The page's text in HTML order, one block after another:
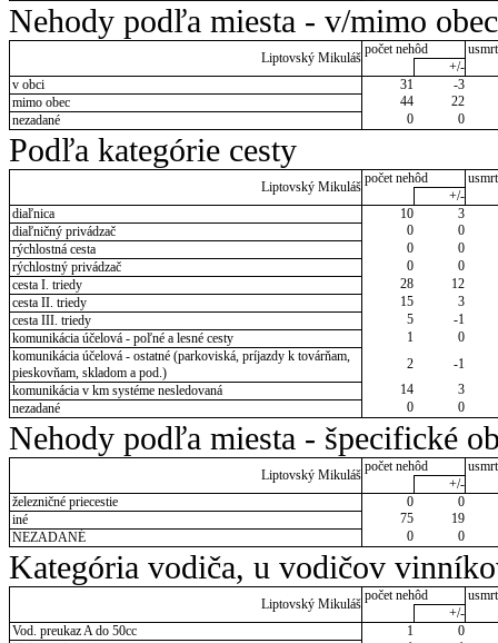
Nehody podľa miesta - v/mimo obec
Liptovský Mikuláš
počet nehôd
+/-
v obci
31
-3
mimo obec
44
22
nezadané
0 0
Podľa kategórie cesty
Liptovský Mikuláš
počet nehôd
+/-
diaľnica
10
3
diaľničný privádzač
0
0
rýchlostná cesta
0
0
rýchlostný privádzač
0
0
cesta I. triedy
28
12
cesta II. triedy
15
3
cesta III. triedy
5
-1
komunikácia účelová - poľné a lesné cesty
1
0
komunikácia účelová - ostatné (parkoviská, príjazdy k továrňam,
pieskovňam, skladom a pod.)
2
-1
komunikácia v km systéme nesledovaná
14
3
nezadané
0 0
Nehody podľa miesta - špecifické
Liptovský Mikuláš
počet nehôd
+/-
železničné priecestie
0
0
iné
75
19
NEZADANÉ
0 0
Kategória vodiča, u vodičov
Liptovský Mikuláš
počet nehôd
+/-
Vod. preukaz A do 50cc
1
0